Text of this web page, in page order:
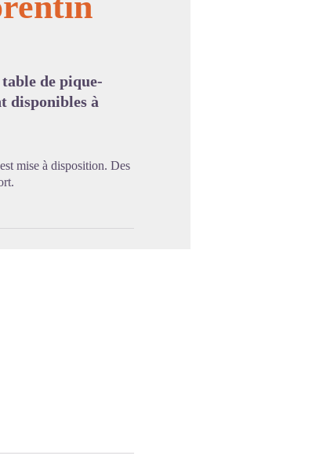
de pique-
disponibles à
mise à disposition. Des